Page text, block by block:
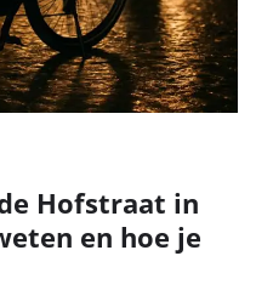
Hofstraat in
en hoe je